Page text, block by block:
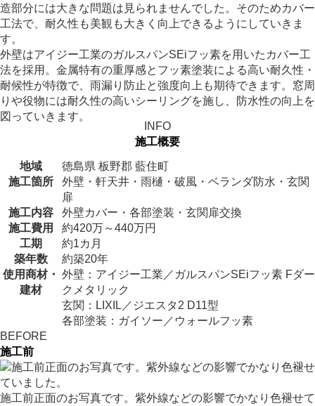
造部分には大きな問題は見られませんでした。そのためカバー
工法で、耐久性も美観も大きく向上できるようにしていきま
す。
外壁はアイジー工業のガルスパンSEiフッ素を用いたカバー工
法を採用。金属特有の重厚感とフッ素塗装による高い耐久性・
耐候性が特徴で、雨漏り防止と強度向上も期待できます。窓周
りや役物には耐久性の高いシーリングを施し、防水性の向上を
図っていきます。
INFO
施工概要
地域
徳島県 板野郡 藍住町
施工箇所
外壁・軒天井・雨樋・破風・ベランダ防水・玄関
扉
施工内容
外壁カバー・各部塗装・玄関扉交換
施工費用
約420万～440万円
工期
約1カ月
築年数
約築20年
使用商材・
建材
外壁：アイジー工業／ガルスパンSEiフッ素 Fダー
クメタリック
玄関：LIXIL／ジエスタ2 D11型
各部塗装：ガイソー／ウォールフッ素
BEFORE
施工前
施工前正面のお写真です。紫外線などの影響でかなり色褪せて